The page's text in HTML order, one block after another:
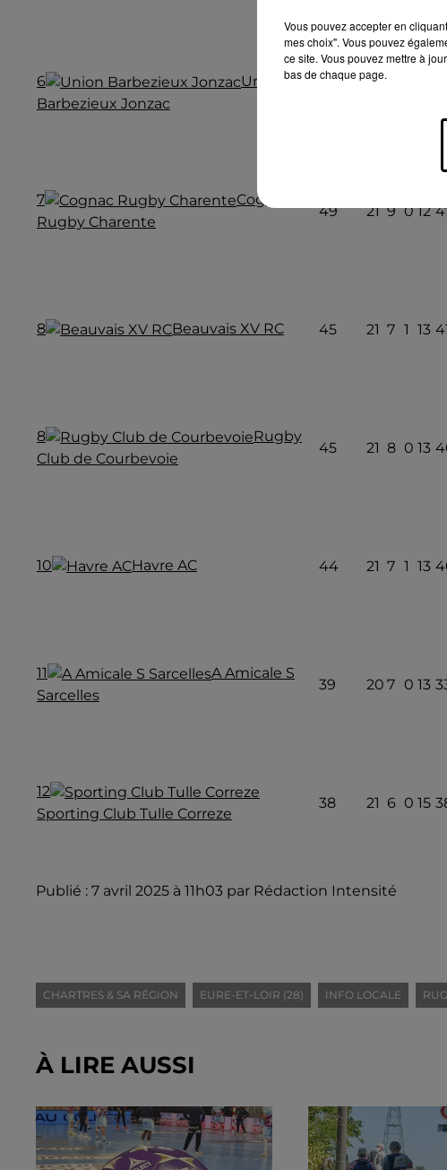
6
Union
Barbezieux Jonzac
7
Cognac
Rugby Charente
49 21 9 0 12
8 Beauvais XV RC 45 21 7 1 13
8
Rugby
Club de Courbevoie
45 21 8 0 13
10 Havre AC 44 21 7 1 13
11
A Amicale S
Sarcelles
39 20 7 0 13
12
Sporting Club Tulle Correze
38 21 6 0 15
Publié : 7 avril 2025 à 11h03 par Rédaction Intensité
CHARTRES & SA RÉGION EURE-ET-LOIR (28) INFO LOCALE
À LIRE AUSSI
Vous pouvez accepter en
mes choix". Vous pouvez
ce site. Vous pouvez mettre à
bas de chaque page.